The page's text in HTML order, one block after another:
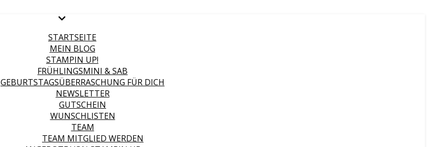
STARTSEITE
MEIN BLOG
STAMPIN UP!
FRÜHLINGSMINI & SAB
GEBURTSTAGSÜBERRASCHUNG FÜR DICH
NEWSLETTER
GUTSCHEIN
WUNSCHLISTEN
TEAM
TEAM MITGLIED WERDEN